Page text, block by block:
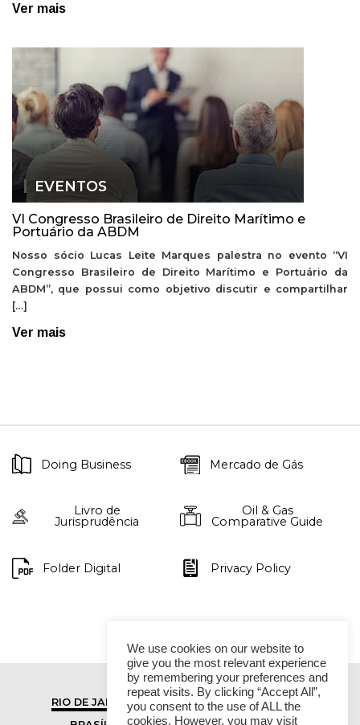
Ver mais
EVENTOS
VI Congresso Brasileiro de Direito Marítimo e
Portuário da ABDM
Nosso sócio Lucas Leite Marques palestra no evento “VI
Congresso Brasileiro de Direito Marítimo e Portuário da
ABDM”, que possui como objetivo discutir e compartilhar
[…]
Ver mais
Doing Business Mercado de Gás
Livro de
Jurisprudência
Oil & Gas
Comparative Guide
Folder Digital Privacy Policy
RIO DE JANEIRO
SÃO PAULO
We use cookies on our website to
give you the most relevant experience
by remembering your preferences and
repeat visits. By clicking “Accept All”,
you consent to the use of ALL the
cookies. However, you may visit